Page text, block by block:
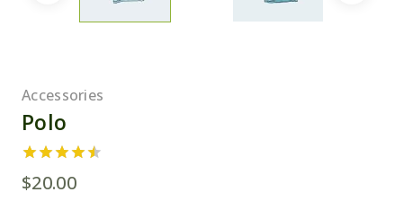
Accessories
Polo
4.50out
of 5
$20.00